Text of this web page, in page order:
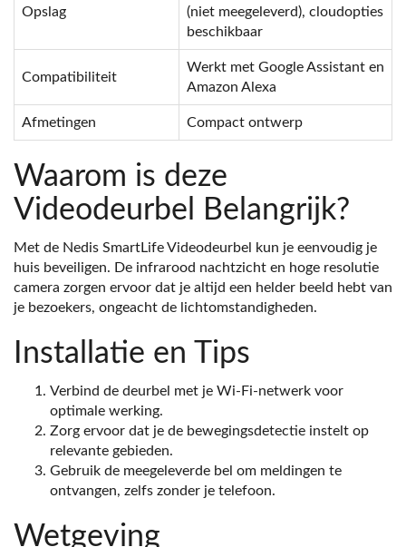
Opslag
(niet meegeleverd), cloudopties
beschikbaar
Compatibiliteit
Werkt met Google Assistant en
Amazon Alexa
Afmetingen Compact ontwerp
Waarom is deze
Videodeurbel Belangrijk?
Met de Nedis SmartLife Videodeurbel kun je eenvoudig je
huis beveiligen. De infrarood nachtzicht en hoge resolutie
camera zorgen ervoor dat je altijd een helder beeld hebt van
je bezoekers, ongeacht de lichtomstandigheden.
Installatie en Tips
Verbind de deurbel met je Wi-Fi-netwerk voor
optimale werking.
Zorg ervoor dat je de bewegingsdetectie instelt op
relevante gebieden.
Gebruik de meegeleverde bel om meldingen te
ontvangen, zelfs zonder je telefoon.
Wetgeving